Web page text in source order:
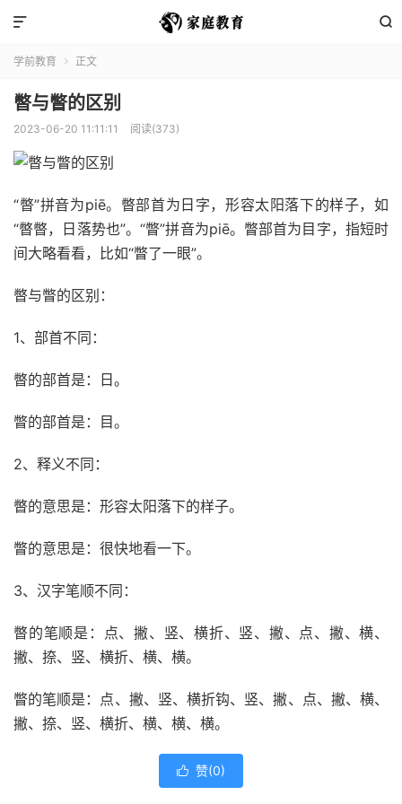


学前教育  正文
暼与瞥的区别
2023-06-20 11:11:11 阅读(373)
“暼”拼音为piē。暼部首为日字，形容太阳落下的样子，如
“暼暼，日落势也”。“瞥”拼音为piē。瞥部首为目字，指短时
间大略看看，比如“瞥了一眼”。
暼与瞥的区别：
1、部首不同：
暼的部首是：日。
瞥的部首是：目。
2、释义不同：
暼的意思是：形容太阳落下的样子。
瞥的意思是：很快地看一下。
3、汉字笔顺不同：
暼的笔顺是：点、撇、竖、横折、竖、撇、点、撇、横、
撇、捺、竖、横折、横、横。
瞥的笔顺是：点、撇、竖、横折钩、竖、撇、点、撇、横、
撇、捺、竖、横折、横、横、横。
 赞(0)